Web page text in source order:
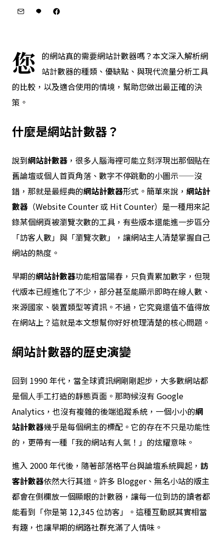
您 的網站真的需要網站計數器嗎？本文深入解析網
站計數器的種類、優缺點、與現代流量分析工具
的比較，以及適合使用的情境，幫助您做出最正確的決
策。
什麼是網站計數器？
說到網站計數器 ，很多人腦海裡可能立刻浮現出那個貼在
舊論壇或個人首頁角落、數字不停跳動的小圖示——沒
錯，那就是最經典的網站計數器形式。簡單來說， 網站計
數器 （Website Counter 或 Hit Counter）是一種用來記
錄某個網頁被瀏覽次數的工具，有些版本還能進一步區分
「訪客人數」與「瀏覽次數」，讓網站主人清楚掌握自己
網站的熱度。
早期的網站計數器功能相當陽春，只負責累加數字，但現
代版本已經進化了不少，部分甚至能顯示即時在線人數、
來源國家、裝置類型等資訊。不過，它究竟還值不值得放
在網站上？這就是本文想幫你好好梳理清楚的核心問題。
網站計數器的歷史演變
回到 1990 年代，當全球資訊網剛剛起步，大多數網站都
是個人手工打造的靜態頁面。那時候沒有 Google
Analytics，也沒有複雜的後端追蹤系統，一個小小的網
站計數器幾乎是每個網主的標配。它的存在不只是功能性
的，更帶有一種「我的網站有人氣！」的炫耀意味。
進入 2000 年代後，隨著部落格平台與論壇系統興起， 訪
客計數器依然大行其道。許多 Blogger、無名小站的版主
都會在側欄放一個顯眼的計數器，讓每一位到訪的讀者都
能看到「你是第 12,345 位訪客」。這種互動感其實相當
有趣，也讓早期的網路社群充滿了人情味。